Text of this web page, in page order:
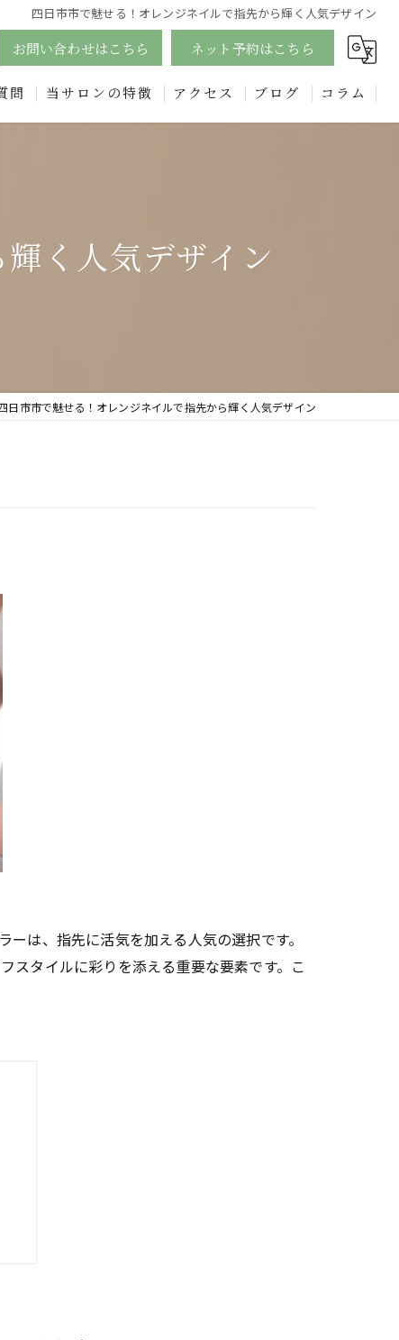
四日市市で魅せる！オレンジネイルで指先から輝く人気デザイン
お問い合わせはこちら ネット予約はこちら
問 当サロンの特徴 アクセス ブログ コラム
く人気デザイン
日市市で魅せる！オレンジネイルで指先から輝く人気デザイン
は、指先に活気を加える人気の選択です。
スタイルに彩りを添える重要な要素です。こ